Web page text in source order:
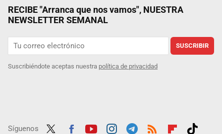
RECIBE "Arranca que nos vamos", NUESTRA
NEWSLETTER SEMANAL
SUSCRIBIR
Suscribiéndote aceptas nuestra política de privacidad
Síguenos